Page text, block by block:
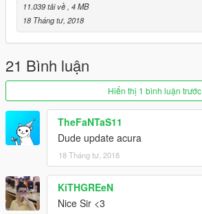
11.039 tải về , 4 MB
18 Tháng tư, 2018
21 Bình luận
Hiển thị 1 bình luận trước
TheFaNTaS11
Dude update acura
18 Tháng tư, 2018
KiTHGREeN
Nice Sir <3